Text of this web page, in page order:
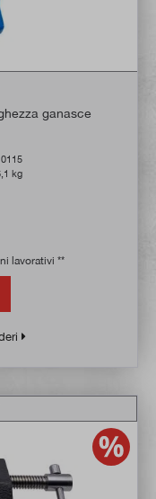
di 4.9 su 5 stelle
ganasce
kg
lavorativi **